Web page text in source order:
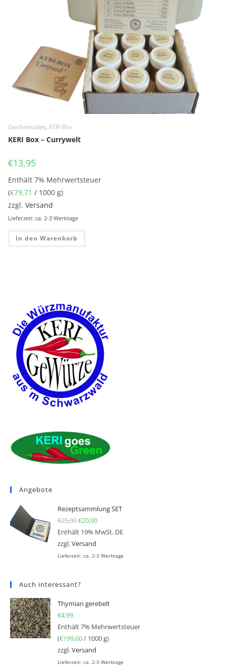
Geschenkideen,KERI Box
KERI Box – Currywelt
€13,95
Enthält 7% Mehrwertsteuer
(€79,71 / 1000 g)
zzgl.Versand
Lieferzeit: ca. 2-3 Werktage
In den Warenkorb
Angebote
Rezeptsammlung SET
€25,00Ursprünglicher Preis war: €25,00
€20,00Aktueller Preis ist: €20,00.
Enthält 19% MwSt. DE
zzgl.Versand
Lieferzeit: ca. 2-3 Werktage
Auch interessant?
Thymian gerebelt
€4,99
Enthält 7% Mehrwertsteuer
(€199,60/ 1000 g)
zzgl.Versand
Lieferzeit: ca. 2-3 Werktage